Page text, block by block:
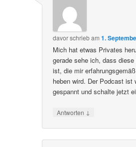
davorschriebam1.
Mich hat etwas Privates
gerade sehe ich, dass
ist, die mir
heben wird. Der Podcast
gespannt und schalte jetzt
Antworten ↓